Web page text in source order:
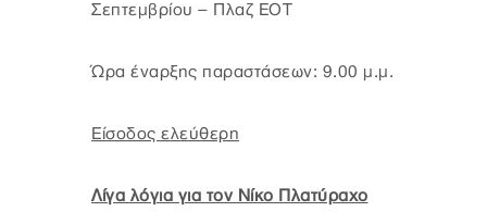
Σεπτεμβρίου – Πλαζ ΕΟΤ
Ώρα έναρξης παραστάσεων: 9.00 μ.μ.
Είσοδος ελεύθερη
Λίγα λόγια για τον Νίκο Πλατύραχο